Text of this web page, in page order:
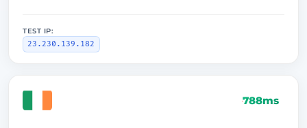
TEST IP:
23.230.139.182
788ms